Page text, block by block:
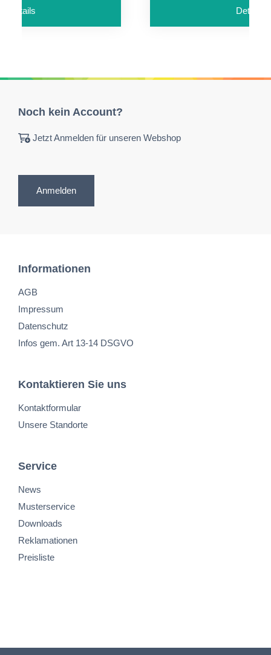
Details Details
Noch kein Account?
Jetzt Anmelden für unseren Webshop
Anmelden
Informationen
AGB
Impressum
Datenschutz
Infos gem. Art 13-14 DSGVO
Kontaktieren Sie uns
Kontaktformular
Unsere Standorte
Service
News
Musterservice
Downloads
Reklamationen
Preisliste